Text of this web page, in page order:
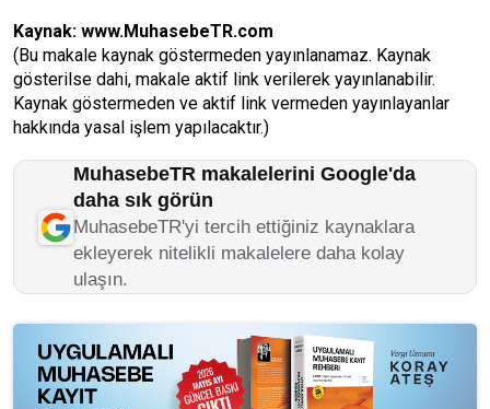
Kaynak: www.MuhasebeTR.com
(Bu makale kaynak göstermeden yayınlanamaz. Kaynak
gösterilse dahi, makale aktif link verilerek yayınlanabilir.
Kaynak göstermeden ve aktif link vermeden yayınlayanlar
hakkında yasal işlem yapılacaktır.)
MuhasebeTR makalelerini Google'da
daha sık görün
MuhasebeTR'yi tercih ettiğiniz kaynaklara
ekleyerek nitelikli makalelere daha kolay
ulaşın.